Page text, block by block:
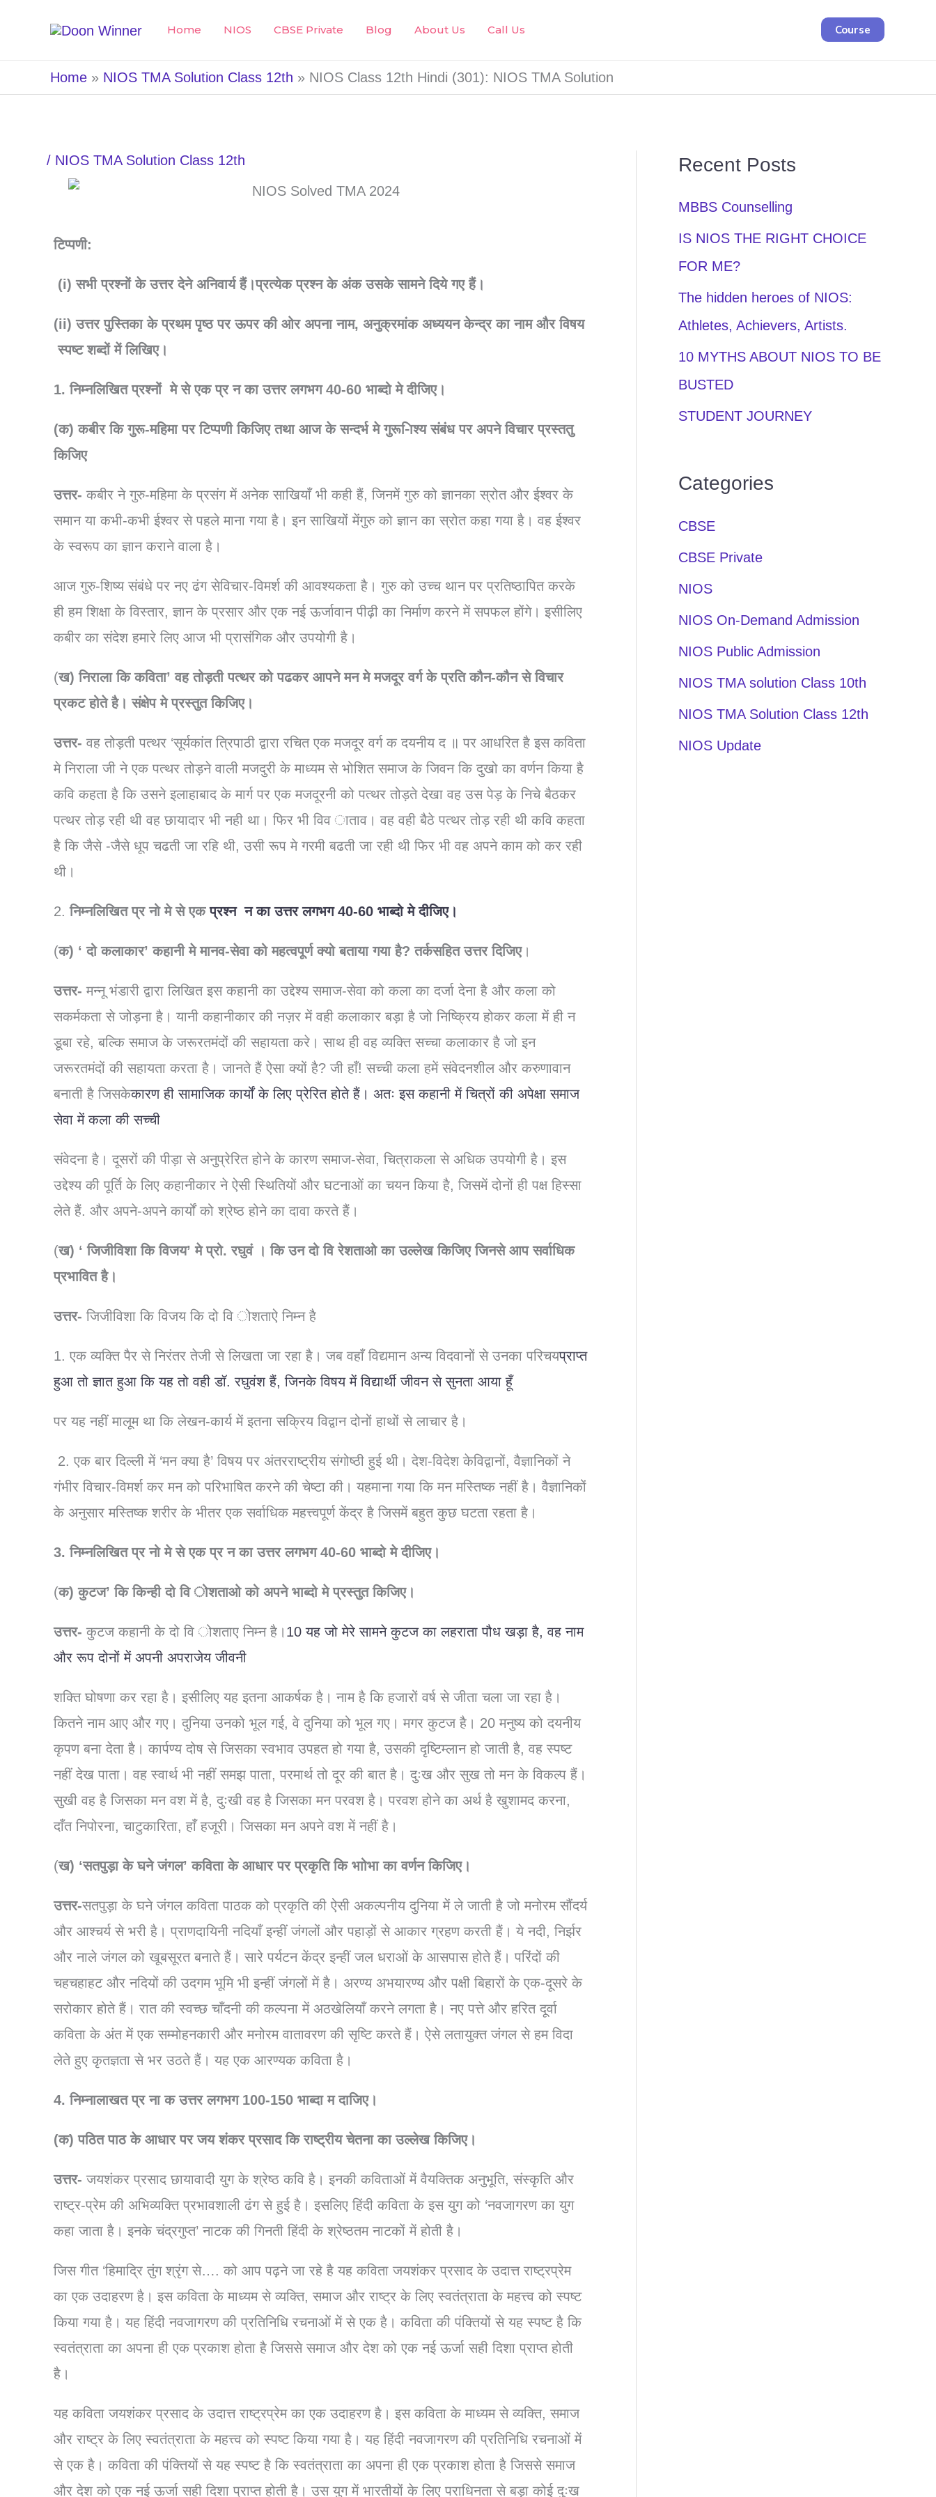
Home NIOS CBSE Private Blog About Us Call Us Course
Home NIOS TMA Solution Class 12th NIOS Class 12th Hindi (301): NIOS TMA Solution
/ NIOS TMA Solution Class 12th
टिप्पणी:
(i)सभीप्रश्नोंकेउत्तरदेनेअनिवार्यहैं।प्रत्येकप्रश्नके अंकउसकेसामनेदियेगएहैं।
(ii)उत्तरपुस्तिकाकेप्रथमपृष्ठपरऊपरकी ओर अपनानाम, अनुक्रमांक अध्ययनकेन्द्रकानामऔरविषय
स्पष्टशब्दोंमेंलिखिए।
1. निम्नलिखितप्रश्नों मे से एक प्र न का उत्तर लगभग 40-60 भाब्दो मे दीजिए।
(क) कबीर कि गुरू-महिमा पर टिप्पणी किजिए तथा आज के सन्दर्भ मे गुरू-ािश्य संबंध पर अपने विचार प्रस्ततु
किजिए
उत्तर- कबीर ने गुरु-महिमा के प्रसंग में अनेक साखियाँ भी कही हैं, जिनमें गुरु को ज्ञानका स्रोत और ईश्वर के
समान या कभी-कभी ईश्वर से पहले माना गया है। इन साखियों मेंगुरु को ज्ञान का स्रोत कहा गया है। वह ईश्वर
के स्वरूप का ज्ञान कराने वाला है।
आज गुरु-शिष्य संबंधे पर नए ढंग सेविचार-विमर्श की आवश्यकता है। गुरु को उच्च थान पर प्रतिष्ठापित करके
ही हम शिक्षा के विस्तार, ज्ञान के प्रसार और एक नई ऊर्जावान पीढ़ी का निर्माण करने में सपफल होंगे। इसीलिए
कबीर का संदेश हमारे लिए आज भी प्रासंगिक और उपयोगी है।
(ख) निराला कि कविता’ वह तोड़ती पत्थर को पढकर आपने मन मे मजदूर वर्ग के प्रति कौन-कौन से विचार
प्रकट होते है। संक्षेप मे प्रस्तुत किजिए।
उत्तर- वह तोड़ती पत्थर ‘सूर्यकांत त्रिपाठी द्वारा रचित एक मजदूर वर्ग क दयनीय द ॥ पर आधरित है इस कविता
मे निराला जी ने एक पत्थर तोड़ने वाली मजदुरी के माध्यम से भोशित समाज के जिवन कि दुखो का वर्णन किया है
कवि कहता है कि उसने इलाहाबाद के मार्ग पर एक मजदूरनी को पत्थर तोड़ते देखा वह उस पेड़ के निचे बैठकर
पत्थर तोड़ रही थी वह छायादार भी नही था। फिर भी विव ाताव। वह वही बैठे पत्थर तोड़ रही थी कवि कहता
है कि जैसे -जैसे धूप चढती जा रहि थी, उसी रूप मे गरमी बढती जा रही थी फिर भी वह अपने काम को कर रही
थी।
2.निम्नलिखित प्र नो मे से एकप्रश्न न का उत्तर लगभग 40-60 भाब्दो मे दीजिए।
(क) ‘ दो कलाकार’ कहानी मे मानव-सेवा को महत्वपूर्ण क्यो बताया गया है? तर्कसहित उत्तर दिजिए।
उत्तर-मन्नू भंडारी द्वारा लिखित इस कहानी का उद्देश्य समाज-सेवा को कला का दर्जा देना है और कला को
सकर्मकता से जोड़ना है। यानी कहानीकार की नज़र में वही कलाकार बड़ा है जो निष्क्रिय होकर कला में ही न
डूबा रहे, बल्कि समाज के जरूरतमंदों की सहायता करे। साथ ही वह व्यक्ति सच्चा कलाकार है जो इन
जरूरतमंदों की सहायता करता है। जानते हैं ऐसा क्यों है? जी हाँ! सच्ची कला हमें संवेदनशील और करुणावान
बनाती है जिसकेकारण ही सामाजिक कार्यों के लिए प्रेरित होते हैं। अतः इस कहानी में चित्रों की अपेक्षा समाज
सेवा में कला की सच्ची
संवेदना है। दूसरों की पीड़ा से अनुप्रेरित होने के कारण समाज-सेवा, चित्राकला से अधिक उपयोगी है। इस
उद्देश्य की पूर्ति के लिए कहानीकार ने ऐसी स्थितियों और घटनाओं का चयन किया है, जिसमें दोनों ही पक्ष हिस्सा
लेते हैं. और अपने-अपने कार्यों को श्रेष्ठ होने का दावा करते हैं।
(ख) ‘ जिजीविशा कि विजय’ मे प्रो. रघुवं । कि उन दो वि रेशताओ का उल्लेख किजिए जिनसे आप सर्वाधिक
प्रभावित है।
उत्तर- जिजीविशा कि विजय कि दो वि ोशताऐ निम्न है
1. एक व्यक्ति पैर से निरंतर तेजी से लिखता जा रहा है। जब वहाँ विद्यमान अन्य विदवानों से उनका परिचयप्राप्त
हुआ तो ज्ञात हुआ कि यह तो वही डॉ. रघुवंश हैं, जिनके विषय में विद्यार्थी जीवन से सुनता आया हूँ
पर यह नहीं मालूम था कि लेखन-कार्य में इतना सक्रिय विद्वान दोनों हाथों से लाचार है।
2. एक बार दिल्ली में ‘मन क्या है’ विषय पर अंतरराष्ट्रीय संगोष्ठी हुई थी। देश-विदेश केविद्वानों, वैज्ञानिकों ने
गंभीर विचार-विमर्श कर मन को परिभाषित करने की चेष्टा की। यहमाना गया कि मन मस्तिष्क नहीं है। वैज्ञानिकों
के अनुसार मस्तिष्क शरीर के भीतर एक सर्वाधिक महत्त्वपूर्ण केंद्र है जिसमें बहुत कुछ घटता रहता है।
3. निम्नलिखित प्र नो मे से एक प्र न का उत्तर लगभग 40-60 भाब्दो मे दीजिए।
(क) कुटज’ कि किन्ही दो वि ोशताओ को अपने भाब्दो मे प्रस्तुत किजिए।
उत्तर-कुटज कहानी के दो वि ोशताए निम्न है। 10 यह जो मेरे सामने कुटज का लहराता पौध खड़ा है, वह नाम
और रूप दोनों में अपनी अपराजेय जीवनी
शक्ति घोषणा कर रहा है। इसीलिए यह इतना आकर्षक है। नाम है कि हजारों वर्ष से जीता चला जा रहा है।
कितने नाम आए और गए। दुनिया उनको भूल गई, वे दुनिया को भूल गए। मगर कुटज है। 20 मनुष्य को दयनीय
कृपण बना देता है। कार्पण्य दोष से जिसका स्वभाव उपहत हो गया है, उसकी दृष्टिम्लान हो जाती है, वह स्पष्ट
नहीं देख पाता। वह स्वार्थ भी नहीं समझ पाता, परमार्थ तो दूर की बात है। दुःख और सुख तो मन के विकल्प हैं।
सुखी वह है जिसका मन वश में है, दुःखी वह है जिसका मन परवश है। परवश होने का अर्थ है खुशामद करना,
दाँत निपोरना, चाटुकारिता, हाँ हजूरी। जिसका मन अपने वश में नहीं है।
(ख) ‘सतपुड़ा के घने जंगल’ कविता के आधार पर प्रकृति कि भाोभा का वर्णन किजिए।
उत्तर-सतपुड़ा के घने जंगल कविता पाठक को प्रकृति की ऐसी अकल्पनीय दुनिया में ले जाती है जो मनोरम सौंदर्य
और आश्चर्य से भरी है। प्राणदायिनी नदियाँ इन्हीं जंगलों और पहाड़ों से आकार ग्रहण करती हैं। ये नदी, निर्झर
और नाले जंगल को खूबसूरत बनाते हैं। सारे पर्यटन केंद्र इन्हीं जल धराओं के आसपास होते हैं। परिंदों की
चहचहाहट और नदियों की उदगम भूमि भी इन्हीं जंगलों में है। अरण्य अभयारण्य और पक्षी बिहारों के एक-दूसरे के
सरोकार होते हैं। रात की स्वच्छ चाँदनी की कल्पना में अठखेलियाँ करने लगता है। नए पत्ते और हरित दूर्वा
कविता के अंत में एक सम्मोहनकारी और मनोरम वातावरण की सृष्टि करते हैं। ऐसे लतायुक्त जंगल से हम विदा
लेते हुए कृतज्ञता से भर उठते हैं। यह एक आरण्यक कविता है।
4. निम्नालाखत प्र ना क उत्तर लगभग 100-150 भाब्दा म दाजिए।
(क) पठित पाठ के आधार पर जय शंकर प्रसाद कि राष्ट्रीय चेतना का उल्लेख किजिए।
उत्तर-जयशंकर प्रसाद छायावादी युग के श्रेष्ठ कवि है। इनकी कविताओं में वैयक्तिक अनुभूति, संस्कृति और
राष्ट्र-प्रेम की अभिव्यक्ति प्रभावशाली ढंग से हुई है। इसलिए हिंदी कविता के इस युग को ‘नवजागरण का युग
कहा जाता है। इनके चंद्रगुप्त’ नाटक की गिनती हिंदी के श्रेष्ठतम नाटकों में होती है।
जिस गीत ‘हिमाद्रि तुंग श्रृंग से…. को आप पढ़ने जा रहे है यह कविता जयशंकर प्रसाद के उदात्त राष्ट्रप्रेम
का एक उदाहरण है। इस कविता के माध्यम से व्यक्ति, समाज और राष्ट्र के लिए स्वतंत्राता के महत्त्व को स्पष्ट
किया गया है। यह हिंदी नवजागरण की प्रतिनिधि रचनाओं में से एक है। कविता की पंक्तियों से यह स्पष्ट है कि
स्वतंत्राता का अपना ही एक प्रकाश होता है जिससे समाज और देश को एक नई ऊर्जा सही दिशा प्राप्त होती
है।
यह कविता जयशंकर प्रसाद के उदात्त राष्ट्रप्रेम का एक उदाहरण है। इस कविता के माध्यम से व्यक्ति, समाज
और राष्ट्र के लिए स्वतंत्राता के महत्त्व को स्पष्ट किया गया है। यह हिंदी नवजागरण की प्रतिनिधि रचनाओं में
से एक है। कविता की पंक्तियों से यह स्पष्ट है कि स्वतंत्राता का अपना ही एक प्रकाश होता है जिससे समाज
और देश को एक नई ऊर्जा सही दिशा प्राप्त होती है। उस युग में भारतीयों के लिए पराधिनता से बड़ा कोई दुःख
Recent Posts
MBBS Counselling
IS NIOS THE RIGHT CHOICE
FOR ME?
The hidden heroes of NIOS:
Athletes, Achievers, Artists.
10 MYTHS ABOUT NIOS TO BE
BUSTED
STUDENT JOURNEY
Categories
CBSE
CBSE Private
NIOS
NIOS On-Demand Admission
NIOS Public Admission
NIOS TMA solution Class 10th
NIOS TMA Solution Class 12th
NIOS Update